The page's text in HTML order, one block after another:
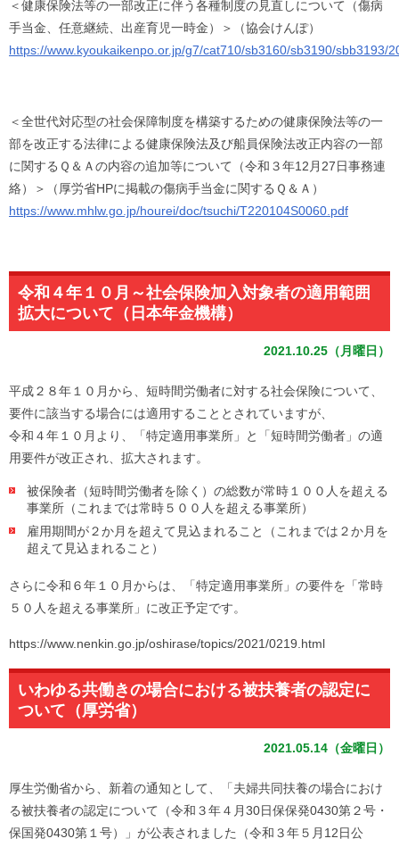
＜健康保険法等の一部改正に伴う各種制度の見直しについて（傷病
手当金、任意継続、出産育児一時金）＞（協会けんぽ）
https://www.kyoukaikenpo.or.jp/g7/cat710/sb3160/sb3190/sbb3193/
＜全世代対応型の社会保障制度を構築するための健康保険法等の一
部を改正する法律による健康保険法及び船員保険法改正内容の一部
に関するＱ＆Ａの内容の追加等について（令和３年12月27日事務連
絡）＞（厚労省HPに掲載の傷病手当金に関するＱ＆Ａ）
https://www.mhlw.go.jp/hourei/doc/tsuchi/T220104S0060.pdf
令和４年１０月～社会保険加入対象者の適用範囲
拡大について（日本年金機構）
2021.10.25（月曜日）
平成２８年１０月から、短時間労働者に対する社会保険について、
要件に該当する場合には適用することとされていますが、
令和４年１０月より、「特定適用事業所」と「短時間労働者」の適
用要件が改正され、拡大されます。
被保険者（短時間労働者を除く）の総数が常時１００人を超える
事業所（これまでは常時５００人を超える事業所）
雇用期間が２か月を超えて見込まれること（これまでは２か月を
超えて見込まれること）
さらに令和６年１０月からは、「特定適用事業所」の要件を「常時
５０人を超える事業所」に改正予定です。
https://www.nenkin.go.jp/oshirase/topics/2021/0219.html
いわゆる共働きの場合における被扶養者の認定に
ついて（厚労省）
2021.05.14（金曜日）
厚生労働省から、新着の通知として、「夫婦共同扶養の場合におけ
る被扶養者の認定について（令和３年４月30日保保発0430第２号・
保国発0430第１号）」が公表されました（令和３年５月12日公